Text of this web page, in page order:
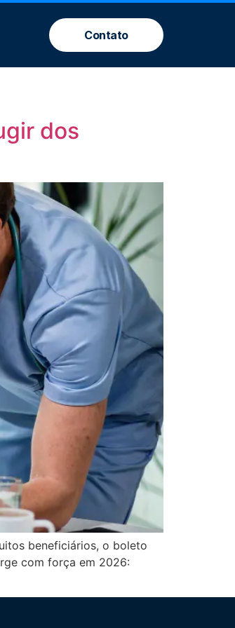
Contato
dos
beneficiários, o boleto
com força em 2026: